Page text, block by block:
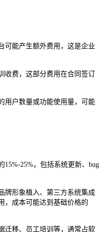
可能产生额外费用，这是企业
费，这部分费用在合同签订
用户数量或功能使用量，可能
15%-25%，包括系统更新、bug
牌形象植入、第三方系统集成
，成本可能达到基础价格的
迁移、员工培训等，通常占软